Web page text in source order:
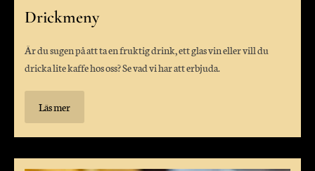
Drickmeny
Är du sugen på att ta en fruktig drink, ett glas vin eller vill du
dricka lite kaffe hos oss? Se vad vi har att erbjuda.
Läs mer